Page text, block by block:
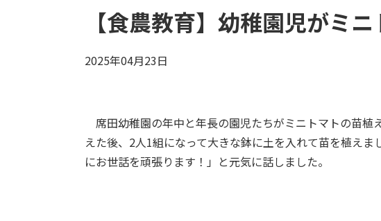
【食農教育】幼稚園児がミ
2025年04月23日
席田幼稚園の年中と年長の園児たちがミニトマトの苗植
えた後、2人1組になって大きな鉢に土を入れて苗を植え
にお世話を頑張ります！」と元気に話しました。